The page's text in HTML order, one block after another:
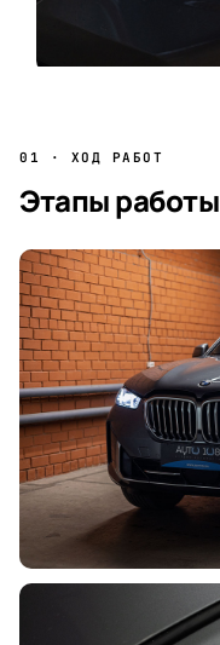
01 · ХОД РАБОТ
Этапы работы